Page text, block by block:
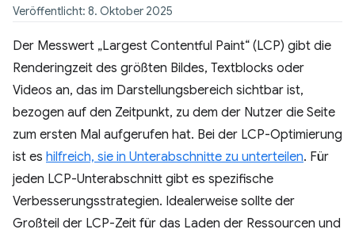
Veröffentlicht: 8. Oktober 2025
Der Messwert „Largest Contentful Paint“ (LCP) gibt die
Renderingzeit des größten Bildes, Textblocks oder
Videos an, das im Darstellungsbereich sichtbar ist,
bezogen auf den Zeitpunkt, zu dem der Nutzer die Seite
zum ersten Mal aufgerufen hat. Bei der LCP-Optimierung
ist es hilfreich, sie in Unterabschnitte zu unterteilen. Für
jeden LCP-Unterabschnitt gibt es spezifische
Verbesserungsstrategien. Idealerweise sollte der
Großteil der LCP-Zeit für das Laden der Ressourcen und